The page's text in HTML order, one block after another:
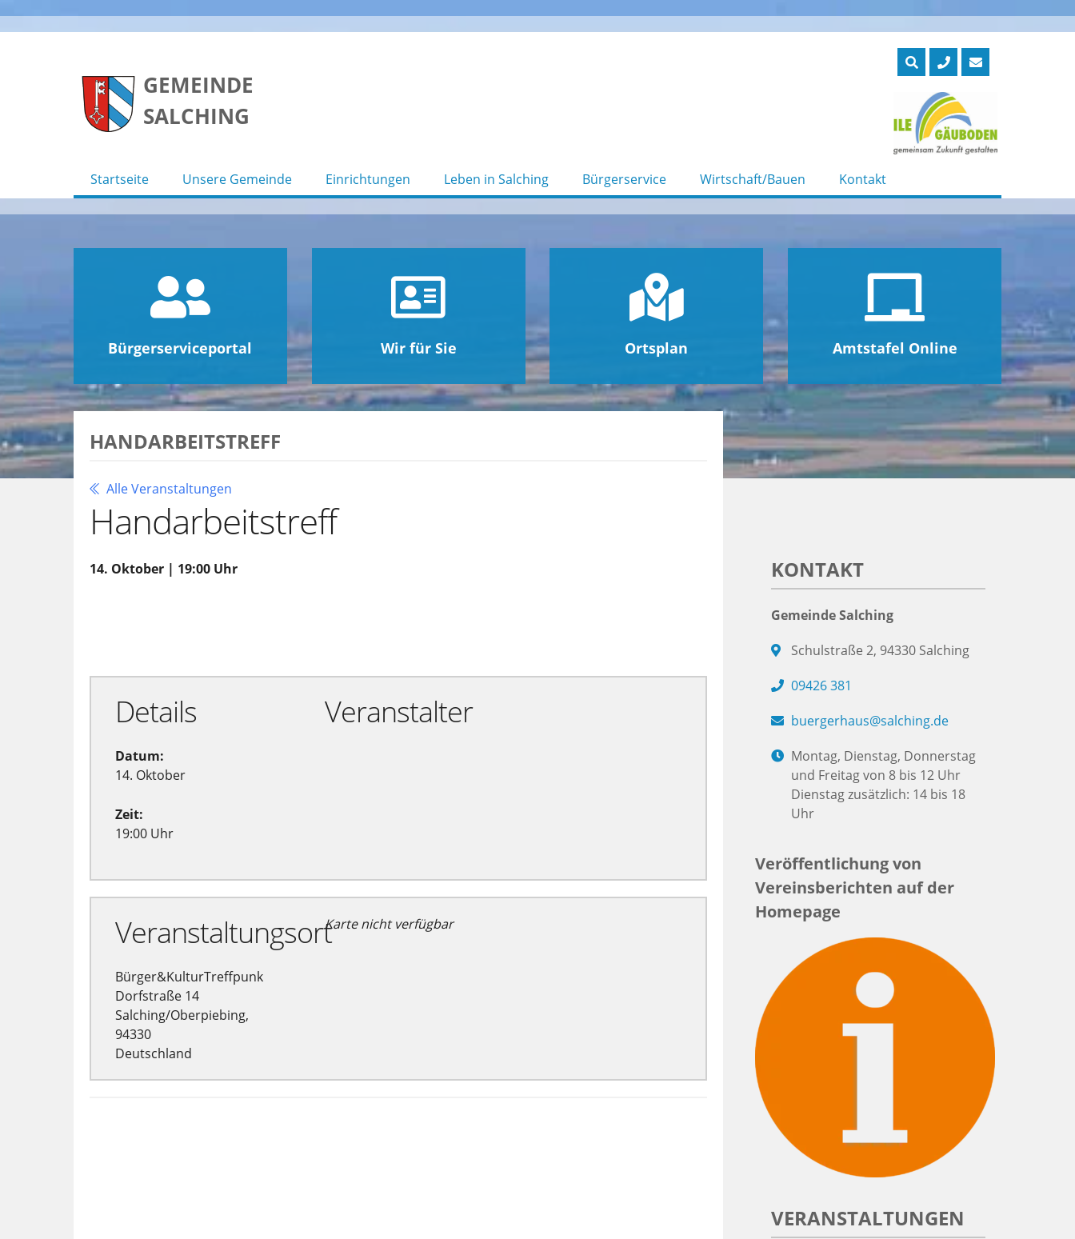
GEMEINDE
SALCHING
Startseite Unsere Gemeinde Einrichtungen Leben in Salching Bürgerservice Wirtschaft/Bauen Kontakt
Bürgerserviceportal Wir für Sie Ortsplan Amtstafel Online
HANDARBEITSTREFF
Alle Veranstaltungen
Handarbeitstreff
14. Oktober | 19:00 Uhr
Details
Datum:
14. Oktober
Zeit:
19:00 Uhr
Veranstalter
Veranstaltungsort
Bürger&KulturTreffpunk
Dorfstraße 14
Salching/Oberpiebing,
94330
Deutschland
Karte nicht verfügbar
KONTAKT
Gemeinde Salching
Schulstraße 2, 94330 Salching
09426 381
buergerhaus@salching.de
Montag, Dienstag, Donnerstag
und Freitag von 8 bis 12 Uhr
Dienstag zusätzlich: 14 bis 18
Uhr
Veröffentlichung von
Vereinsberichten auf der
Homepage
VERANSTALTUNGEN